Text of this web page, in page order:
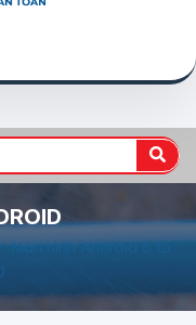
Màn hình Android ô tô